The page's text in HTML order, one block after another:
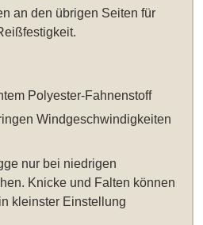
an den übrigen Seiten für
Polyester-Fahnenstoff
Windgeschwindigkeiten
nur bei niedrigen
Knicke und Falten können
kleinster Einstellung